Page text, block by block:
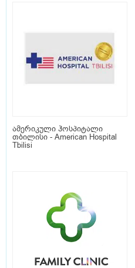
ამერიკული ჰოსპიტალი
თბილისი - American Hospital
Tbilisi